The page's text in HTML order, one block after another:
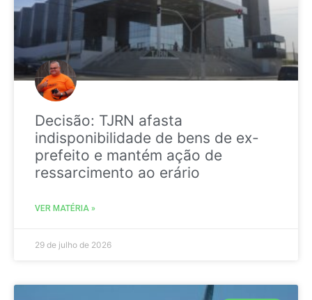
Decisão: TJRN afasta
indisponibilidade de bens de ex-
prefeito e mantém ação de
ressarcimento ao erário
VER MATÉRIA »
29 de julho de 2026